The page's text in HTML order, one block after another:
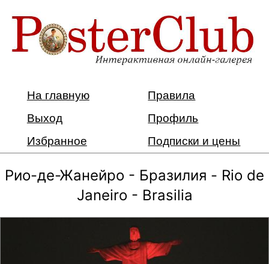
На главную
Правила
Выход
Профиль
Избранное
Подписки и цены
Рио-де-Жанейро - Бразилия - Rio de
Janeiro - Brasilia